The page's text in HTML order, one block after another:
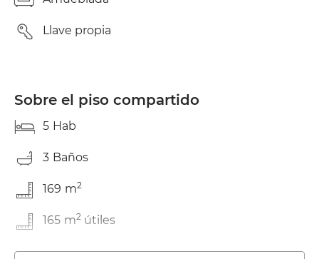
Llave propia
Sobre el piso compartido
5 Hab
3 Baños
169 m2
165 m2 útiles
En buen estado